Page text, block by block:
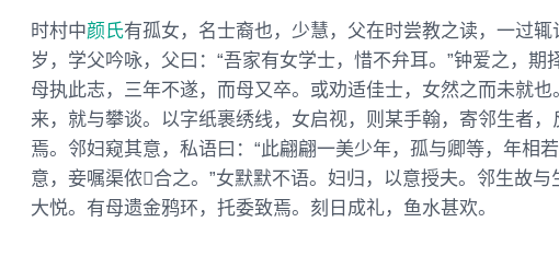
时村中颜氏有孤女，名士裔也，少慧，父在时尝教之读，一过辄
岁，学父吟咏，父曰：“吾家有女学士，惜不弁耳。”钟爱之，期
母执此志，三年不遂，而母又卒。或劝适佳士，女然之而未就也
来，就与攀谈。以字纸裹绣线，女启视，则某手翰，寄邻生者，
焉。邻妇窥其意，私语曰：“此翩翩一美少年，孤与卿等，年相
意，妾嘱渠侬合之。”女默默不语。妇归，以意授夫。邻生故与
大悦。有母遗金鸦环，托委致焉。刻日成礼，鱼水甚欢。